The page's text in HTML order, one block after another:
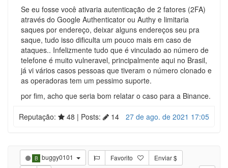
Se eu fosse você ativaria autenticação de 2 fatores (2FA)
através do Google Authenticator ou Authy e limitaria
saques por endereço, deixar alguns endereços seu pra
saque, tudo isso dificulta um pouco mais em caso de
ataques.. Infelizmente tudo que é vinculado ao número de
telefone é muito vulneravel, principalmente aqui no Brasil,
já vi vários casos pessoas que tiveram o número clonado e
as operadoras tem um pessimo suporte.
por fim, acho que seria bom relatar o caso para a Binance.
27 de ago. de 2021 17:05
Reputação: 48 | Posts: 14
B buggy0101 Favorito
Enviar $